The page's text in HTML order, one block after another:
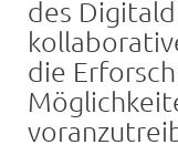
des
die